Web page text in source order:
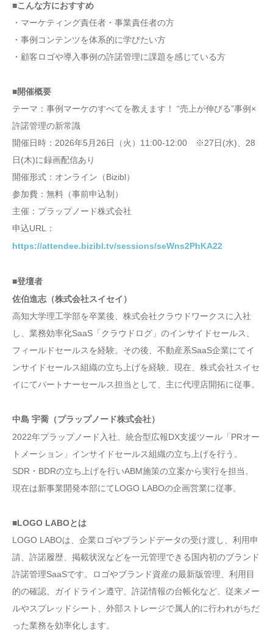
■こんな方におすすめ
・マーケティング責任者・事業責任者の方
・事例コンテンツを体系的に学びたい方
・顧客ロゴや導入事例の許諾管理に課題を感じている方
■開催概要
テーマ：事例マーケのすべてを教えます！ “売上が伸びる”事例×
許諾管理の新常識
開催日時：2026年5月26日（火）11:00-12:00 ※27日(水)、28
日(木)に録画配信あり
開催形式：オンライン（Bizibl）
参加費：無料（事前申込制）
主催：プラップノード株式会社
申込URL：
https://attendee.bizibl.tv/sessions/seWns2PhKA22
■登壇者
佐伯進志（株式会社スイセイ）
高知大学理工学部を卒業後、株式会社クラウドワークスに入社
し、業務効率化SaaS「クラウドログ」のインサイドセールス、
フィールドセールスを経験。その後、不動産系SaaS企業にてイ
ンサイドセールス組織の立ち上げを経験。現在、株式会社スイセ
イにてパートナーセールス担当として、主に代理店開拓に従事。
中島 宇喬（プラップノード株式会社）
2022年プラップノード入社。統合型広報DX支援ツール「PRオー
トメーション」インサイドセールス組織の立ち上げを行う。
SDR・BDRの立ち上げを行いABM施策の立案から実行を担当。
現在は新事業開発本部にてLOGO LABOの企画営業に従事。
■LOGO LABOとは
LOGO LABOは、企業ロゴやブランドデータの受け渡し、利用申
請、許諾履歴、掲載状況などを一元管理できる国内初のブランド
許諾管理SaaSです。ロゴやブランド資産の最新版管理、利用目
的の確認、ガイドライン遵守、許諾情報の台帳化など、従来メー
ルやスプレッドシート、外部ストレージで属人的に行われがちだ
った業務を効率化します。